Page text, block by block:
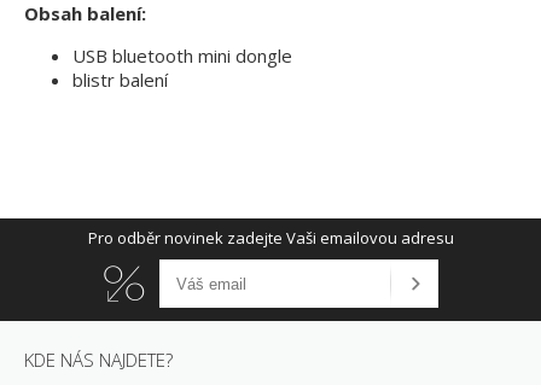
Obsah balení:
USB bluetooth mini dongle
blistr balení
Pro odběr novinek zadejte Vaši emailovou adresu
KDE NÁS NAJDETE?